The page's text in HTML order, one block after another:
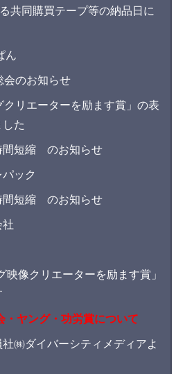
共同購買テープ等の納品日に
ん
のお知らせ
クリエーターを励ます賞」の表
た
間短縮 のお知らせ
ック
間短縮 のお知らせ
映像クリエーターを励ます賞」
ヤング・功労賞について
社㈱ダイバーシティメディアよ